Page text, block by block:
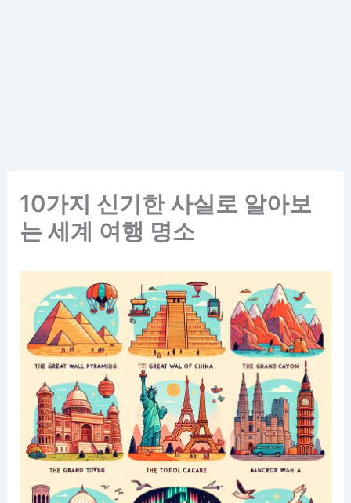
10가지 신기한 사실로 알아보
는 세계 여행 명소